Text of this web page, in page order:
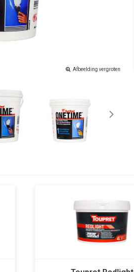
Afbeelding vergroten